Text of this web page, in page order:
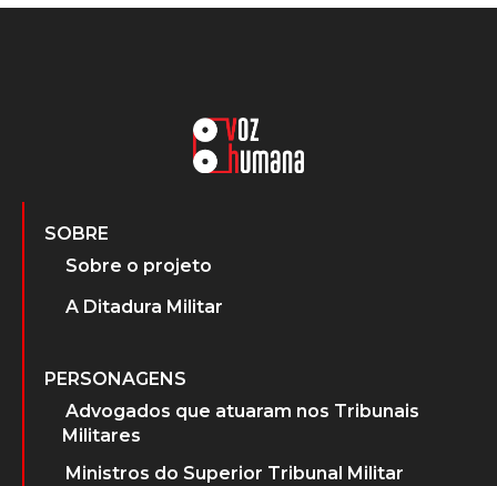
SOBRE
Sobre o projeto
A Ditadura Militar
PERSONAGENS
Advogados que atuaram nos Tribunais
Militares
Ministros do Superior Tribunal Militar